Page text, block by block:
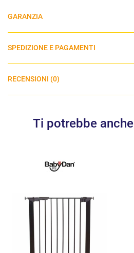
GARANZIA
SPEDIZIONE E PAGAMENTI
RECENSIONI (0)
Ti potrebbe